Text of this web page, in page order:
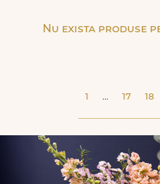
Nu exista produse
1 ... 17 18